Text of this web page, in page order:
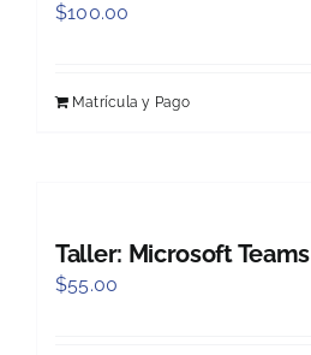
$100.00
Matrícula y Pago
Taller: Microsoft Teams
$55.00